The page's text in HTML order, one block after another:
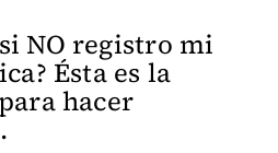
NO registro mi
Ésta es la
hacer